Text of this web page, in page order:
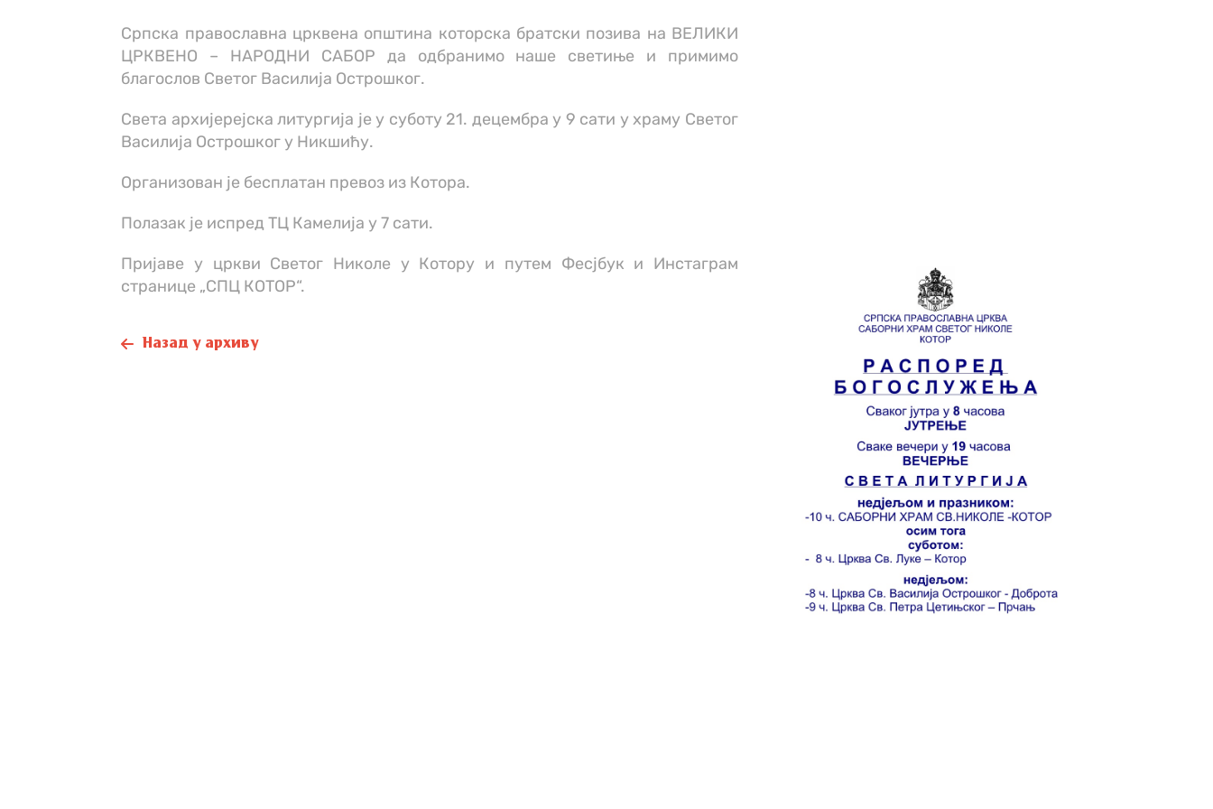
Српска православна црквена општина которска братски позива на ВЕЛИКИ
ЦРКВЕНО – НАРОДНИ САБОР да одбранимо наше светиње и примимо
благослов Светог Василија Острошког.
Света архијерејска литургија је у суботу 21. децембра у 9 сати у храму Светог
Василија Острошког у Никшићу.
Организован је бесплатан превоз из Котора.
Полазак је испред ТЦ Камелија у 7 сати.
Пријаве у цркви Светог Николе у Котору и путем Фесјбук и Инстаграм
странице „СПЦ КОТОР“.
Назад у архиву